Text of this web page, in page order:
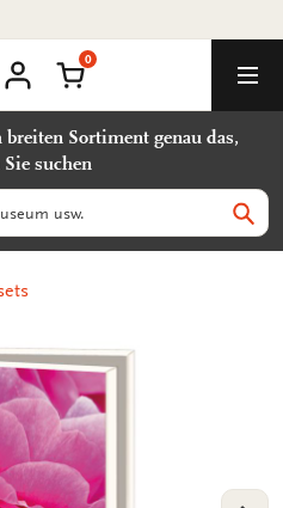
Warenkorb
0
Sortiment genau das,
suchen